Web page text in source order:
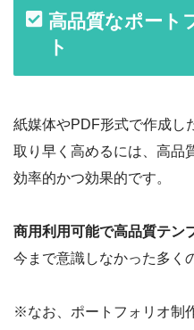
高品質なポート
ト
紙媒体やPDF形式で作成し
取り早く高めるには、高品
効率的かつ効果的です。
商用利用可能で高品質テン
今まで意識しなかった多く
※なお、ポートフォリオ制